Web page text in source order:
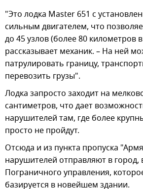
"Это лодка Master 651 с
сильным двигателем, что
до 45 узлов (более 80 километров
рассказывает механик. – На ней
патрулировать границу,
перевозить грузы".
Лодка запросто заходит на
сантиметров, что дает
нарушителей там, где более
просто не пройдут.
Отсюда и из пункта пропуска
нарушителей отправляют в город,
Пограничного управления,
базируется в новейшем здании.